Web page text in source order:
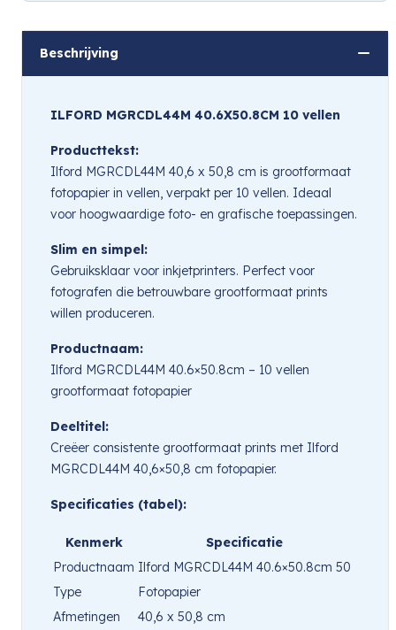
Beschrijving
ILFORD MGRCDL44M 40.6X50.8CM 10 vellen
Producttekst:
Ilford MGRCDL44M 40,6 x 50,8 cm is grootformaat
fotopapier in vellen, verpakt per 10 vellen. Ideaal
voor hoogwaardige foto- en grafische toepassingen.
Slim en simpel:
Gebruiksklaar voor inkjetprinters. Perfect voor
fotografen die betrouwbare grootformaat prints
willen produceren.
Productnaam:
Ilford MGRCDL44M 40.6×50.8cm – 10 vellen
grootformaat fotopapier
Deeltitel:
Creëer consistente grootformaat prints met Ilford
MGRCDL44M 40,6×50,8 cm fotopapier.
Specificaties (tabel):
Kenmerk
Specificatie
Productnaam Ilford MGRCDL44M 40.6×50.8cm 50
Type
Fotopapier
Afmetingen
40,6 x 50,8 cm